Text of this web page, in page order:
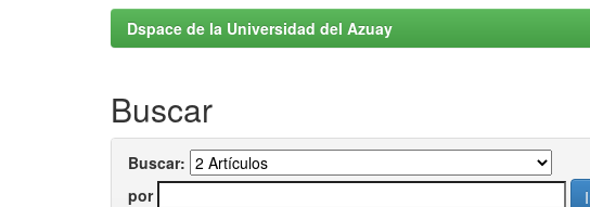
Dspace de la Universidad del Azuay
Buscar
Buscar:
por